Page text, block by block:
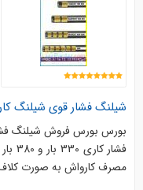
شیلنگ فشار قوی شیلنگ
مصرف کارواش به صورت